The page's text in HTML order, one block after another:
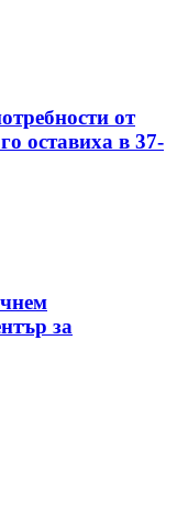
от
оставиха в 37-
за